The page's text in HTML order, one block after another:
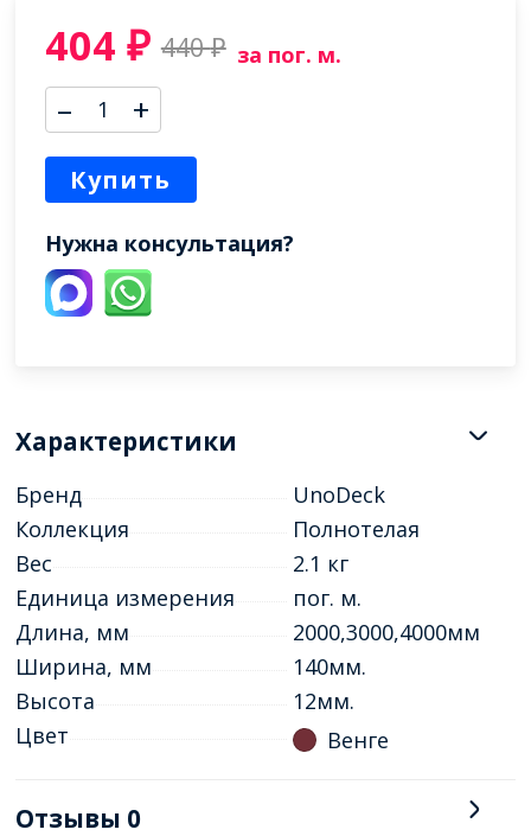
404 ₽ 440₽ за пог. м.
– +
Купить
Нужна консультация?
Характеристики
Бренд
UnoDeck
Коллекция
Полнотелая
Вес
2.1 кг
Единица измерения
пог. м.
Длина, мм
2000,3000,4000мм
Ширина, мм
140мм.
Высота
12мм.
Цвет
Венге
Отзывы 0